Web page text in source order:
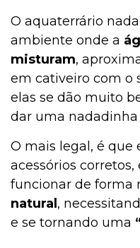
O aquaterrário
ambiente onde a
misturam,
em cativeiro com o
elas se dão muito
dar uma
O mais legal, é que
acessórios
funcionar de forma
natural ,
e se tornando uma